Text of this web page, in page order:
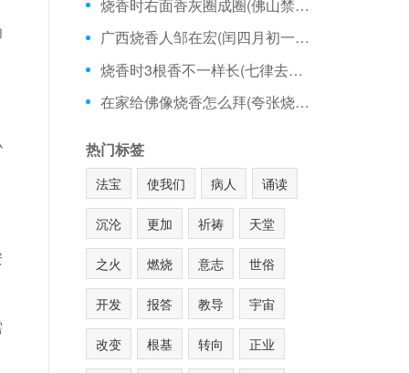
烧香时右面香灰圈成圈(佛山禁止烧香吗)
广西烧香人邹在宏(闰四月初一可以烧香吗)
烧香时3根香不一样长(七律去庙里烧香)
在家给佛像烧香怎么拜(夸张烧香图片)
热门标签
法宝 使我们 病人 诵读
沉沦 更加 祈祷 天堂
之火 燃烧 意志 世俗
开发 报答 教导 宇宙
改变 根基 转向 正业